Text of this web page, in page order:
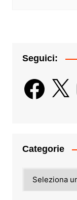
Seguici:
Facebook
X
Categorie